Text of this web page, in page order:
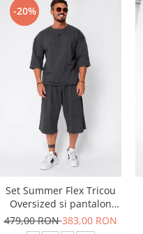
-20%
Set Summer Flex Tricou
Oversized si pantalon
scurt Baggy Grey
Anthracite
479,00 RON383,00 RON